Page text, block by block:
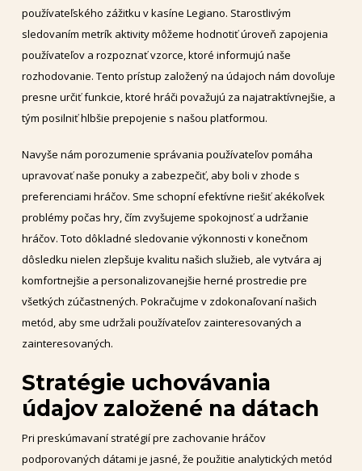
používateľského zážitku v kasíne Legiano. Starostlivým
sledovaním metrík aktivity môžeme hodnotiť úroveň zapojenia
používateľov a rozpoznať vzorce, ktoré informujú naše
rozhodovanie. Tento prístup založený na údajoch nám dovoľuje
presne určiť funkcie, ktoré hráči považujú za najatraktívnejšie, a
tým posilniť hlbšie prepojenie s našou platformou.
Navyše nám porozumenie správania používateľov pomáha
upravovať naše ponuky a zabezpečiť, aby boli v zhode s
preferenciami hráčov. Sme schopní efektívne riešiť akékoľvek
problémy počas hry, čím zvyšujeme spokojnosť a udržanie
hráčov. Toto dôkladné sledovanie výkonnosti v konečnom
dôsledku nielen zlepšuje kvalitu našich služieb, ale vytvára aj
komfortnejšie a personalizovanejšie herné prostredie pre
všetkých zúčastnených. Pokračujme v zdokonaľovaní našich
metód, aby sme udržali používateľov zainteresovaných a
zainteresovaných.
Stratégie uchovávania
údajov založené na dátach
Pri preskúmavaní stratégií pre zachovanie hráčov
podporovaných dátami je jasné, že použitie analytických metód